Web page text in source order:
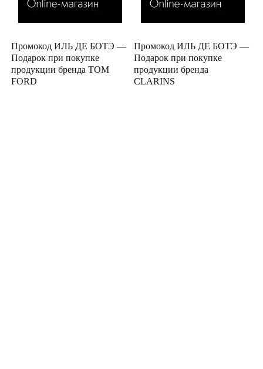
Промокод ИЛЬ ДЕ БОТЭ —
Подарок при покупке
продукции бренда TOM
FORD
Промокод ИЛЬ ДЕ БОТЭ —
Подарок при покупке
продукции бренда
CLARINS